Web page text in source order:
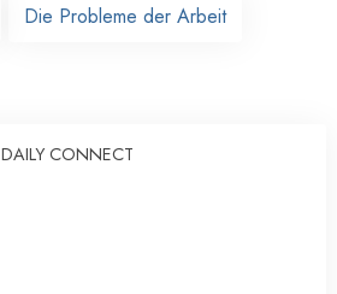
Die Probleme der Arbeit
DAILY CONNECT